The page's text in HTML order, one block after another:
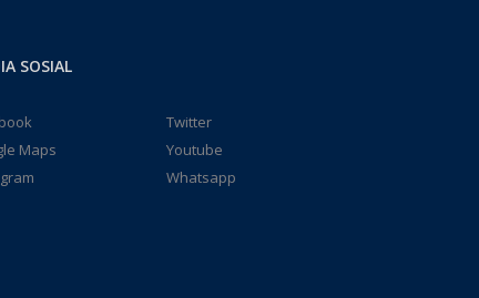
SOSIAL
Twitter
Maps
Youtube
Whatsapp